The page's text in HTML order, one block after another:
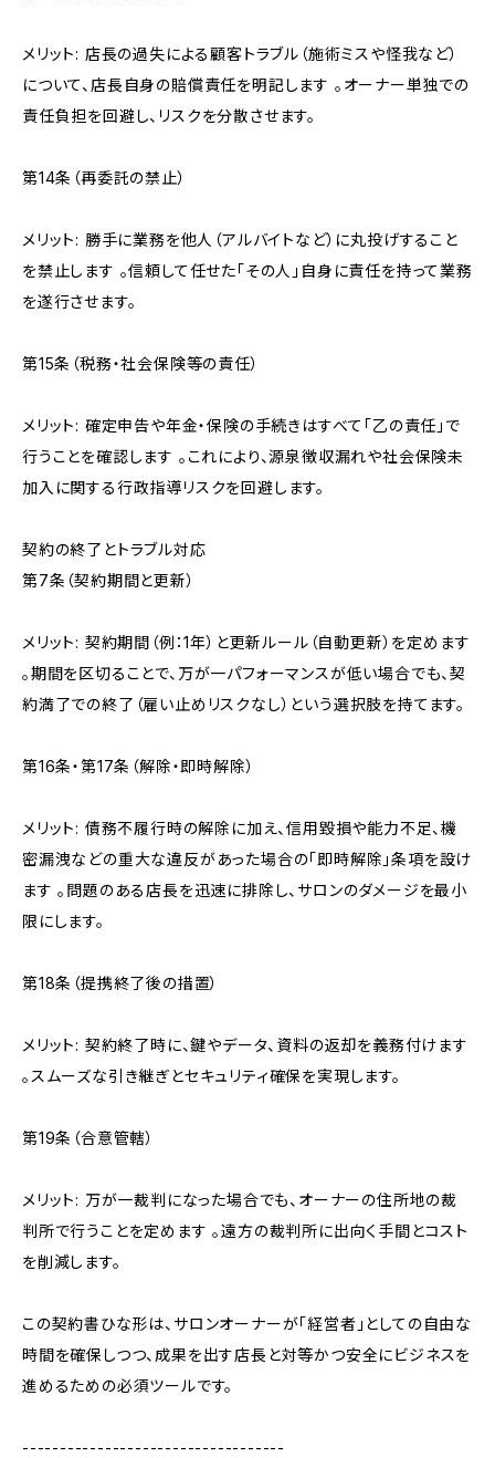
メリット: 店長の過失による顧客トラブル（施術ミスや怪我など）
について、店長自身の賠償責任を明記します 。オーナー単独での
責任負担を回避し、リスクを分散させます。
第14条（再委託の禁止）
メリット: 勝手に業務を他人（アルバイトなど）に丸投げすること
を禁止します 。信頼して任せた「その人」自身に責任を持って業務
を遂行させます。
第15条（税務・社会保険等の責任）
メリット: 確定申告や年金・保険の手続きはすべて「乙の責任」で
行うことを確認します 。これにより、源泉徴収漏れや社会保険未
加入に関する行政指導リスクを回避します。
契約の終了とトラブル対応
第7条（契約期間と更新）
メリット: 契約期間（例：1年）と更新ルール（自動更新）を定めます
。期間を区切ることで、万が一パフォーマンスが低い場合でも、契
約満了での終了（雇い止めリスクなし）という選択肢を持てます。
第16条・第17条（解除・即時解除）
メリット: 債務不履行時の解除に加え、信用毀損や能力不足、機
密漏洩などの重大な違反があった場合の「即時解除」条項を設け
ます 。問題のある店長を迅速に排除し、サロンのダメージを最小
限にします。
第18条（提携終了後の措置）
メリット: 契約終了時に、鍵やデータ、資料の返却を義務付けます
。スムーズな引き継ぎとセキュリティ確保を実現します。
第19条（合意管轄）
メリット: 万が一裁判になった場合でも、オーナーの住所地の裁
判所で行うことを定めます 。遠方の裁判所に出向く手間とコスト
を削減します。
この契約書ひな形は、サロンオーナーが「経営者」としての自由な
時間を確保しつつ、成果を出す店長と対等かつ安全にビジネスを
進めるための必須ツールです。
-----------------------------------